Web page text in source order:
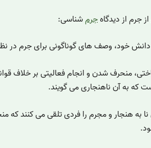
جرم از دیدگاهجرمشناسی:
دانش خود، وصف های گوناگونی برای جرم در
منحرف شدن و انجام فعالیتی بر خلاف
که به آن ناهنجاری می گویند.
به هنجار و مجرم را فردی تلقی می کنند که